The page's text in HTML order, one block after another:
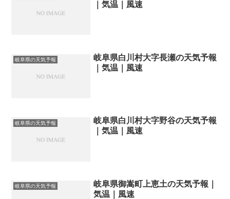
｜気温｜風速
岐阜県の天気予報
岐阜県白川村大字長瀬の天気予報
｜気温｜風速
岐阜県の天気予報
岐阜県白川村大字野谷の天気予報
｜気温｜風速
岐阜県の天気予報
岐阜県御嵩町上恵土の天気予報｜
気温｜風速